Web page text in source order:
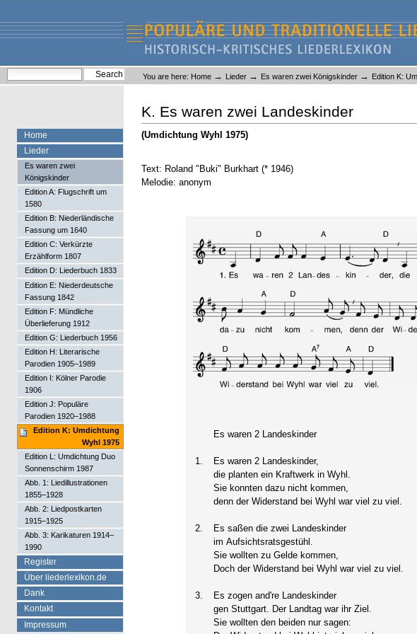
content.
navigation
Liederlexikon
Personal
tools
You are here: Home → Lieder → Es waren zwei Königskinder → Edition K:
K. Es waren zwei Landeskinder
(Umdichtung Wyhl 1975)
Text: Roland "Buki" Burkhart (* 1946)
Melodie: anonym
Es waren 2 Landeskinder
1.
Es waren 2 Landeskinder,
die planten ein Kraftwerk in Wyhl.
Sie konnten dazu nicht kommen,
denn der Widerstand bei Wyhl war viel zu viel.
2.
Es saßen die zwei Landeskinder
im Aufsichtsratsgestühl.
Sie wollten zu Gelde kommen,
Doch der Widerstand bei Wyhl war viel zu viel.
3.
Es zogen and're Landeskinder
gen Stuttgart. Der Landtag war ihr Ziel.
Sie wollten den beiden nur sagen:
Home
Lieder
Es waren zwei
Königskinder
Edition A: Flugschrift um
1580
Edition B: Niederländische
Fassung um 1640
Edition C: Verkürzte
Erzählform 1807
Edition D: Liederbuch 1833
Edition E: Niederdeutsche
Fassung 1842
Edition F: Mündliche
Überlieferung 1912
Edition G: Liederbuch 1956
Edition H: Literarische
Parodien 1905–1989
Edition I: Kölner Parodie
1906
Edition J: Populäre
Parodien 1920–1988
Edition K: Umdichtung
Wyhl 1975
Edition L: Umdichtung Duo
Sonnenschirm 1987
Abb. 1: Liedillustrationen
1855–1928
Abb. 2: Liedpostkarten
1915–1925
Abb. 3: Karikaturen 1914–
1990
Register
Über liederlexikon.de
Dank
Kontakt
Impressum